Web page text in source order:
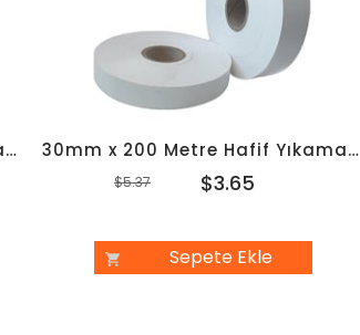
25mm x 200 Metre Hafif Yıkama Japon Akmaz 30mm x 200 Metre Hafif Yıkama Japon Akmaz
$3.65
$5.37
Sepete Ekle